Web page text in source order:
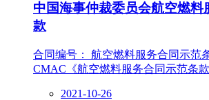
中国海事仲裁委员会航空燃料
款
合同编号： 航空燃料服务合同示范
CMAC《航空燃料服务合同示范条
2021-10-26